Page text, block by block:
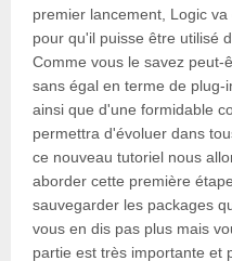
premier lancement, Logic
pour qu'il puisse être utilisé
Comme vous le savez peut-
sans égal en terme de plug-
ainsi que d'une formidable
permettra d'évoluer dans
ce nouveau tutoriel nous
aborder cette première
sauvegarder les packages
vous en dis pas plus mais
partie est très importante et